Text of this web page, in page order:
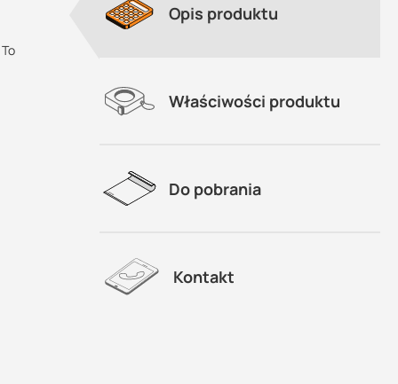
Opis produktu
Właściwości produktu
Do pobrania
Kontakt